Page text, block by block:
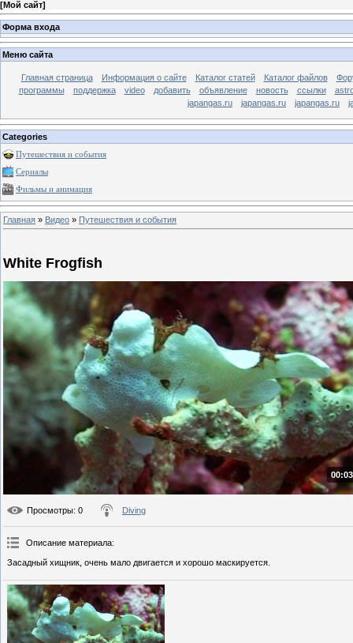
[Мой сайт]
Форма входа
Меню сайта
Главная страница Информация о сайте Каталог статей Каталог файлов
программы
поддержка video добавить объявление новость ссылки
japangas.ru
japangas.ru japangas.ru
Categories
Путешествия и события
Сериалы
Фильмы и анимация
Главная » Видео » Путешествия и события
White Frogfish
Просмотры: 0 Diving
Описание материала:
Засадный хищник, очень мало двигается и хорошо маскируется.